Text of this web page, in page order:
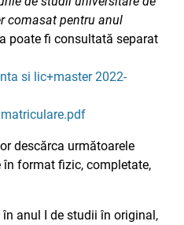
comasat pentru anul
poate fi consultată separat
si lic+master 2022-
descărca următoarele
format fizic, completate,
anul I de studii în original,